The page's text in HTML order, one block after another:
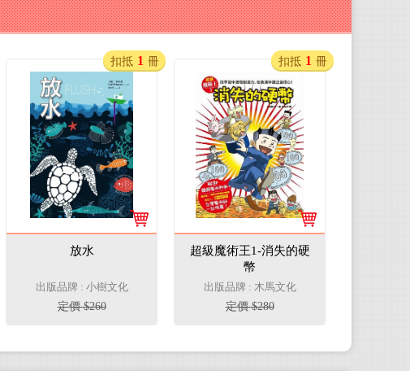
放水
出版品牌 : 小樹文化
定價 $260
扣抵 1 冊
超級魔術王1-消失的硬
幣
出版品牌 : 木馬文化
定價 $280
扣抵 1 冊